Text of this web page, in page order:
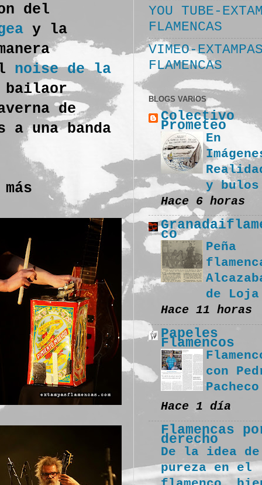
del
y la
noise de la
bailaor
de
a una banda
YOU TUBE-
FLAMENCAS
VIMEO-
FLAMENCAS
BLOGS VARIOS
Colectivo
Prometeo
En
y bulos
Hace 6 horas
co
Peña
de Loja
Hace 11 horas
Papeles
Flamencos
con
Pacheco
Hace 1 día
Flamencas
derecho
De la idea de
pureza en el